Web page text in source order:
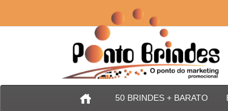
50 BRINDES + BARATO